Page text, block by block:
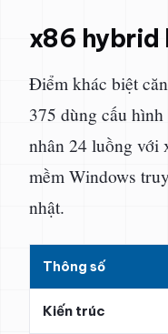
x86 hybrid
Điểm khác biệt
375 dùng cấu
nhân 24 luồng với
mềm Windows
nhật.
Thông số
Kiến trúc